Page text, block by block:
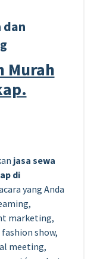
dan
Murah
jasa sewa
di
yang Anda
marketing,
show,
meeting,